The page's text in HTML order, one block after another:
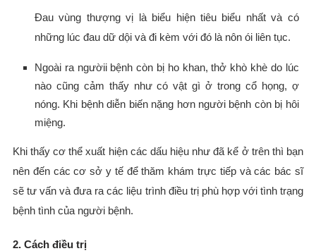
Đau vùng thượng vị là biểu hiện tiêu biểu nhất và có
những lúc đau dữ dội và đi kèm với đó là nôn ói liên tục.
Ngoài ra ngườii bệnh còn bị ho khan, thở khò khè do lúc
nào cũng cảm thấy như có vật gì ở trong cổ họng, ợ
nóng. Khi bệnh diễn biến nặng hơn người bệnh còn bị hôi
miệng.
Khi thấy cơ thể xuất hiện các dấu hiệu như đã kể ở trên thì bạn
nên đến các cơ sở y tế để thăm khám trực tiếp và các bác sĩ
sẽ tư vấn và đưa ra các liệu trình điều trị phù hợp với tình trạng
bệnh tình của người bệnh.
2. Cách điều trị